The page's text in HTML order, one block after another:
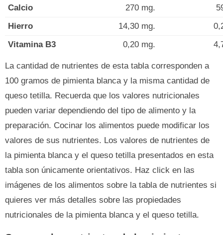
Calcio
270 mg.
Hierro
14,30 mg.
Vitamina B3
0,20 mg.
La cantidad de nutrientes de esta tabla corresponden a
100 gramos de pimienta blanca y la misma cantidad de
queso tetilla. Recuerda que los valores nutricionales
pueden variar dependiendo del tipo de alimento y la
preparación. Cocinar los alimentos puede modificar los
valores de sus nutrientes. Los valores de nutrientes de
la pimienta blanca y el queso tetilla presentados en esta
tabla son únicamente orientativos. Haz click en las
imágenes de los alimentos sobre la tabla de nutrientes si
quieres ver más detalles sobre las propiedades
nutricionales de la pimienta blanca y el queso tetilla.